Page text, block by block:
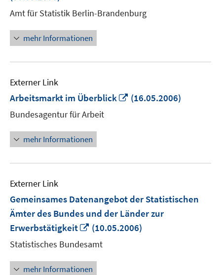
Amt für Statistik Berlin-Brandenburg
mehr Informationen
Externer Link
Arbeitsmarkt im Überblick
In
(16.05.2006)
Bundesagentur für Arbeit
mehr Informationen
Externer Link
Gemeinsames Datenangebot der Statistischen
Ämter des Bundes und der Länder zur
Erwerbstätigkeit
In
Fenster
öffnen
(10.05.2006)
Statistisches Bundesamt
mehr Informationen